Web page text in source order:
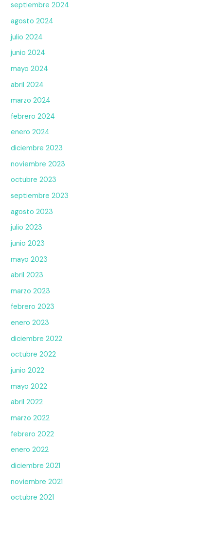
septiembre 2024
agosto 2024
julio 2024
junio 2024
mayo 2024
abril 2024
marzo 2024
febrero 2024
enero 2024
diciembre 2023
noviembre 2023
octubre 2023
septiembre 2023
agosto 2023
julio 2023
junio 2023
mayo 2023
abril 2023
marzo 2023
febrero 2023
enero 2023
diciembre 2022
octubre 2022
junio 2022
mayo 2022
abril 2022
marzo 2022
febrero 2022
enero 2022
diciembre 2021
noviembre 2021
octubre 2021